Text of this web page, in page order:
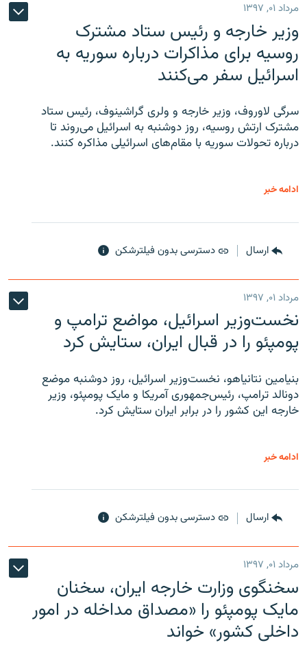
مرداد ۰۱, ۱۳۹۷
وزیر خارجه و رئیس‌ ستاد مشترک
روسیه برای مذاکرات درباره سوریه به
اسرائیل سفر می‌کنند
سرگی لاوروف، وزیر خارجه و ولری گراشینوف، رئیس ستاد
مشترک ارتش روسیه، روز دوشنبه به اسرائیل می‌روند تا
درباره تحولات سوریه با مقام‌های اسرائیلی مذاکره کنند.
ادامه خبر
ارسال دسترسی بدون فیلترشکن
مرداد ۰۱, ۱۳۹۷
نخست‌وزیر اسرائیل، مواضع ترامپ و
پومپئو را در قبال ایران، ستایش کرد
بنیامین نتانیاهو، نخست‌وزیر اسرائیل، روز دوشنبه موضع
دونالد ترامپ، رئیس‌جمهوری آمریکا و مایک پومپئو، وزیر
خارجه این کشور را در برابر ایران ستایش کرد.
ادامه خبر
ارسال دسترسی بدون فیلترشکن
مرداد ۰۱, ۱۳۹۷
سخنگوی وزارت خارجه ایران، سخنان
مایک پومپئو را «مصداق مداخله در امور
داخلی کشور» خواند